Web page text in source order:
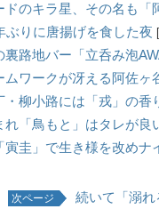
のキラ星、その名も「
ぶりに唐揚げを食した夜
路地バー「立呑み泡
ワークが冴える阿佐ヶ
柳小路には「戎」の香
れ「鳥もと」はタレが良
圭」で生き様を改めナ
次ページ 続いて「溺